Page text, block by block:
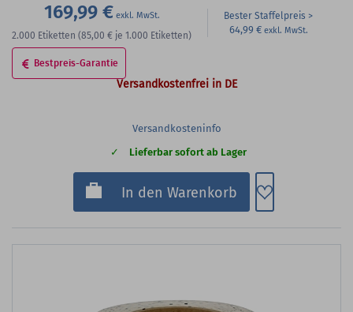
169,99 €
2.000 Etiketten (85,00 € je 1.000 Etiketten)
Bester Staffelpreis
64,99 €
Bestpreis-Garantie
Versandkostenfrei in DE
Versandkosteninfo
Lieferbar sofort ab Lager
In den Warenkorb Zum